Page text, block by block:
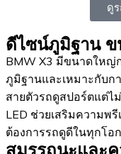
ดู
ดีไซน์ภูมิฐาน
BMW X3 มีขนาดใหญ่
ภูมิฐานและเหมาะกับก
สายตัวรถดูสปอร์ตแต่ไ
LED ช่วยเสริมความพ
ต้องการรถดูดีในทุกโอ